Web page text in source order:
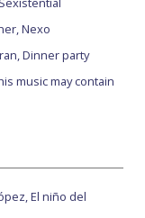
Nexo
Dinner party
music may contain
El niño del